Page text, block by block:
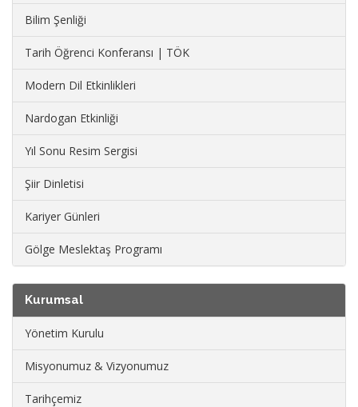
Bilim Şenliği
Tarih Öğrenci Konferansı | TÖK
Modern Dil Etkinlikleri
Nardogan Etkinliği
Yıl Sonu Resim Sergisi
Şiir Dinletisi
Kariyer Günleri
Gölge Meslektaş Programı
Kurumsal
Yönetim Kurulu
Misyonumuz & Vizyonumuz
Tarihçemiz